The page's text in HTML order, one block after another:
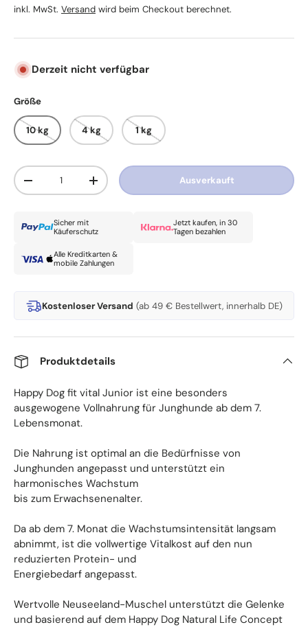
inkl. MwSt. Versand wird beim Checkout berechnet.
Derzeit nicht verfügbar
Größe
10 kg 4 kg 1 kg
Anzahl
Menge verringernMenge erhöhen Ausverkauft
Sicher mit
Käuferschutz
Jetzt kaufen, in 30
Tagen bezahlen
Alle Kreditkarten &
mobile Zahlungen
Kostenloser Versand (ab 49 € Bestellwert, innerhalb DE)
Produktdetails
Happy Dog fit vital Junior ist eine besonders
ausgewogene Vollnahrung für Junghunde ab dem 7.
Lebensmonat.
Die Nahrung ist optimal an die Bedürfnisse von
Junghunden angepasst und unterstützt ein
harmonisches Wachstum
bis zum Erwachsenenalter.
Da ab dem 7. Monat die Wachstumsintensität langsam
abnimmt, ist die vollwertige Vitalkost auf den nun
reduzierten Protein- und
Energiebedarf angepasst.
Wertvolle Neuseeland-Muschel unterstützt die Gelenke
und basierend auf dem Happy Dog Natural Life Concept